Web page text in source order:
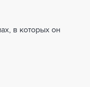
в которых он